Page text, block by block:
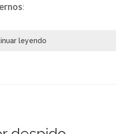
:
leyendo